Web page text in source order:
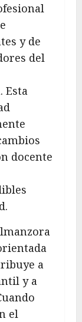
y de
del
Esta
docente
a
y a
el